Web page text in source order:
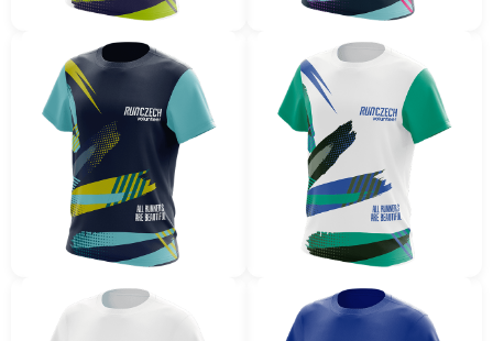
Unsere T-Shirts sind
perfektfür
Sportveranstaltungen &
Events
Wir haben eigene Textilfabriken und
verschiedene Textilarten.